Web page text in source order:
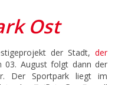
Ost
der Stadt, der
03. August folgt dann der
Der Sportpark liegt im